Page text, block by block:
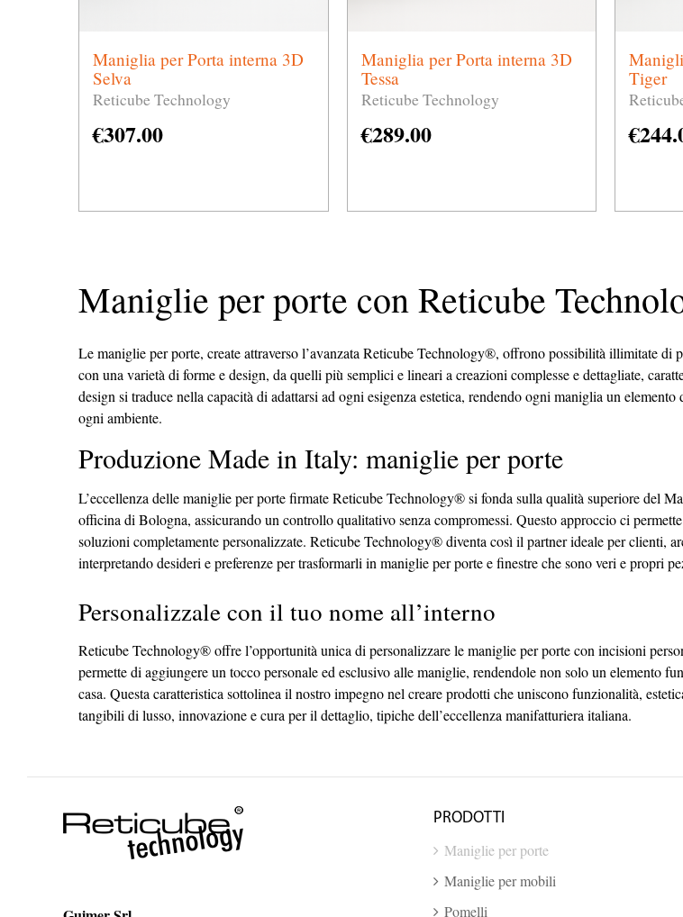
Maniglia per Porta interna 3D
Selva
Reticube Technology
€307.00
Maniglia per Porta interna 3D
Tessa
Reticube Technology
€289.00
Tiger
€
Maniglie per porte con Reticube
Le maniglie per porte, create attraverso l’avanzata Reticube Technology®, offrono possibilità illimitate
con una varietà di forme e design, da quelli più semplici e lineari a creazioni complesse e dettagliate,
design si traduce nella capacità di adattarsi ad ogni esigenza estetica, rendendo ogni maniglia un
ogni ambiente.
Produzione Made in Italy: maniglie per porte
L’eccellenza delle maniglie per porte firmate Reticube Technology® si fonda sulla qualità superiore del
officina di Bologna, assicurando un controllo qualitativo senza compromessi. Questo approccio ci
soluzioni completamente personalizzate. Reticube Technology® diventa così il partner ideale per clienti,
interpretando desideri e preferenze per trasformarli in maniglie per porte e finestre che sono veri e propri
Personalizzale con il tuo nome all’interno
Reticube Technology® offre l’opportunità unica di personalizzare le maniglie per porte con incisioni
permette di aggiungere un tocco personale ed esclusivo alle maniglie, rendendole non solo un elemento
casa. Questa caratteristica sottolinea il nostro impegno nel creare prodotti che uniscono funzionalità,
tangibili di lusso, innovazione e cura per il dettaglio, tipiche dell’eccellenza manifatturiera italiana.
PRODOTTI
Maniglie per porte
Maniglie per mobili
Pomelli